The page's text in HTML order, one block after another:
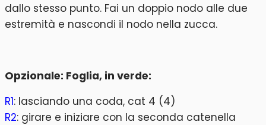
dallo stesso punto. Fai un doppio nodo alle due
estremità e nascondi il nodo nella zucca.
Opzionale: Foglia, in verde:
R1: lasciando una coda, cat 4 (4)
R2: girare e iniziare con la seconda catenella